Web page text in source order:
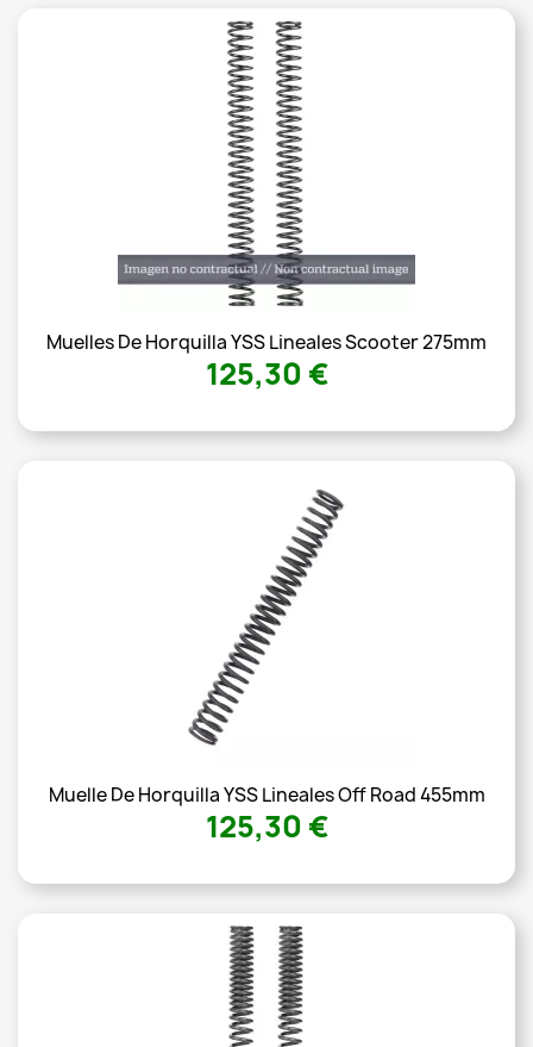
Muelles De Horquilla YSS Lineales Scooter 275mm
125,30 €
Muelle De Horquilla YSS Lineales Off Road 455mm
125,30 €